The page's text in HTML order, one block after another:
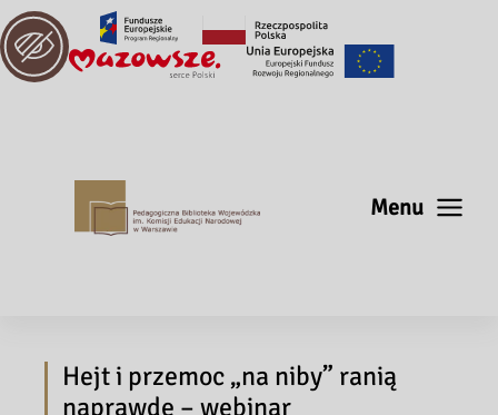
Menu
Hejt i przemoc „na niby” ranią
naprawdę – webinar